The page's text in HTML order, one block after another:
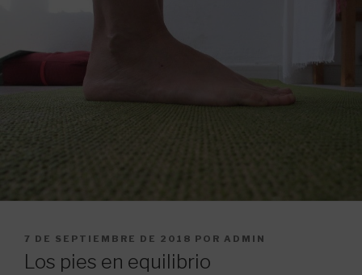
PUBLICADO
EL
7 DE SEPTIEMBRE DE 2018 POR ADMIN
Los pies en equilibrio